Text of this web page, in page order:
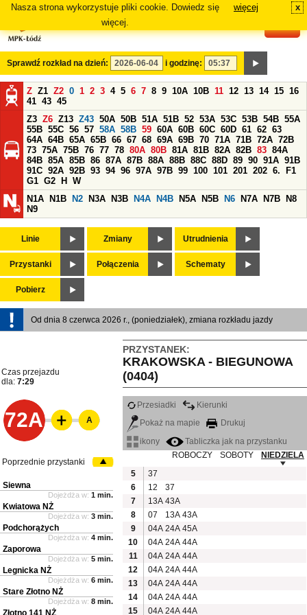
Nasza strona wykorzystuje pliki cookie. Dowiedz się
więcej.
więcej x
Sprawdź rozkład na dzień: i godzinę:
Z Z1 Z2 0 1 2 3 4 5 6 7 8 9 10A 10B 11 12 13 14 15 16
41 43 45
Z3 Z6 Z13 Z43 50A 50B 51A 51B 52 53A 53C 53B 54B 55A
55B 55C 56 57 58A 58B 59 60A 60B 60C 60D 61 62 63
64A 64B 65A 65B 66 67 68 69A 69B 70 71A 71B 72A 72B
73 75A 75B 76 77 78 80A 80B 81A 81B 82A 82B 83 84A
84B 85A 85B 86 87A 87B 88A 88B 88C 88D 89 90 91A 91B
91C 92A 92B 93 94 96 97A 97B 99 100 101 201 202 6.
F1
G1 G2 H
W
N1A
N1B N2 N3A N3B N4A N4B N5A N5B N6 N7A N7B
N8
N9
Linie Zmiany Utrudnienia
Przystanki Połączenia Schematy
Pobierz
Od dnia 8 czerwca 2026 r., (poniedziałek), zmiana rozkładu jazdy
PRZYSTANEK:
KRAKOWSKA - BIEGUNOWA
(0404)
Czas przejazdu
dla: 7:29
72A
Przesiadki
Kierunki
Pokaż na mapie
Drukuj
ikony
Tabliczka jak na przystanku
ROBOCZY
SOBOTY
NIEDZIELA
5
37
6
12
37
7
13A 43A
8
07 13A 43A
9
04A 24A 45A
10
04A 24A 44A
11
04A 24A 44A
12
04A 24A 44A
13
04A 24A 44A
14
04A 24A 44A
15
04A 24A 44A
A
Poprzednie przystanki
Siewna
Dojeżdża w: 1 min.
Kwiatowa NŻ
Dojeżdża w: 3 min.
Podchorążych
Dojeżdża w: 4 min.
Zaporowa
Dojeżdża w: 5 min.
Legnicka NŻ
Dojeżdża w: 6 min.
Stare Złotno NŻ
Dojeżdża w: 8 min.
Złotno 141 NŻ